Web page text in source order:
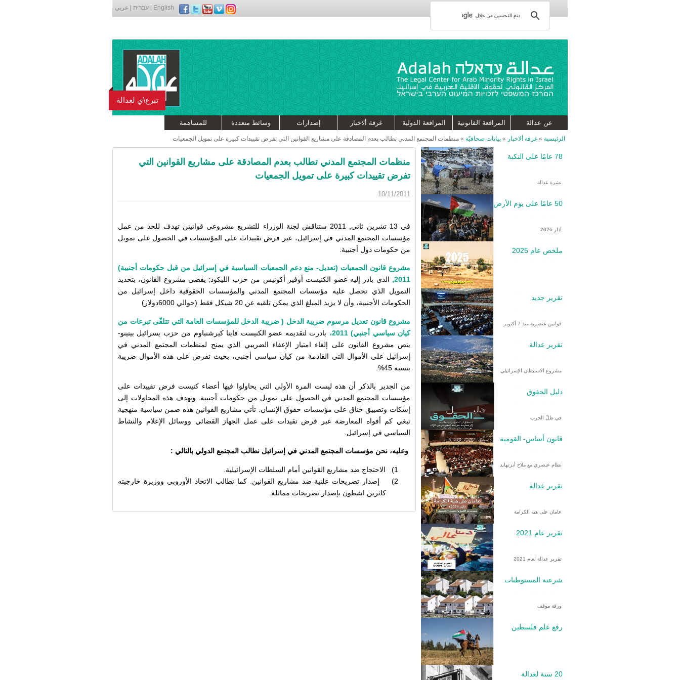
English עברית عربي
عن عدالة المرافعة القانونية المرافعة الدولية غرفة ألاخبار إصدارات وسائط متعددة للمساهمة
تبرع\ي لعدالة
الرئيسية » غرفة ألاخبار » بيانات صحافيّة » منظمات المجتمع المدني تطالب بعدم المصادقة على مشاريع القوانين التي تفرض تقييدات كبيرة على تمويل الجمعيات
78 عامًا على النكبة
نشرة عدالة
50 عامًا على يوم الأرض
آذار 2026
ملخص عام 2025
تقرير جديد
قوانين عنصرية منذ 7 أكتوبر
تقرير عدالة
مشروع الاستيطان الإسرائيلي
دليل الحقوق
في ظلّ الحرب
قانون أساس- القومية
نظام عنصري مع ملاح أبرتهايد
تقرير عدالة
عامان على هبة الكرامة
تقرير عام 2021
تقرير عدالة لعام 2021
شرعنة المستوطنات
ورقة موقف
رفع علم فلسطين
20 سنة لعدالة
منظمات المجتمع المدني تطالب بعدم المصادقة على مشاريع القوانين التي
تفرض تقييدات كبيرة على تمويل الجمعيات
10/11/2011
في 13 تشرين ثاني, 2011 ستناقش لجنة الوزراء للتشريع مشروعي قوانينن تهدف للحد من عمل
مؤسسات المجتمع المدني في إسرائيل، عبر فرض تقييدات على المؤسسات في الحصول على تمويل
من حكومات دول أجنبية.
مشروع قانون الجمعيات (تعديل- منع دعم الجمعيات السياسية في إسرائيل من قبل حكومات أجنبية)
2011,
الذي بادر إليه عضو الكنيست أوفير أكونيس من حزب الليكود; يقضي مشروع القانون، بتحديد
التمويل الذي تحصل عليه مؤسسات المجتمع المدني والمؤسسات الحقوقية داخل إسرائيل من
الحكومات الأجنبية، وأن لا يزيد المبلغ الذي يمكن تلقيه عن 20 شيكل فقط (حوالي 6000دولار)
مشروع قانون تعديل مرسوم ضريبة الدخل ( ضريبة الدخل للمؤسسات العامة التي تتلقّى تبرعات من
كيان سياسي أجنبي) 2011،
بادرت لتقديمه عضو الكنيست فاينا كيرشنباوم من حزب يسرائيل بيتينو-
ينص مشروع القانون على إلغاء امتياز الإعفاء الضريبي الذي يمنح لمنظمات المجتمع المدني في
إسرائيل على الأموال التي القادمة من كيان سياسي أجنبي، بحيث تفرض على هذه الأموال ضريبة
بنسبة 45%.
من الجدير بالذكر أن هذه ليست المرة الأولى التي يحاولوا فيها أعضاء كنيست فرض تقييدات على
مؤسسات المجتمع المدني في الحصول على تمويل من حكومات أجنبية. وتهدف هذه المحاولات إلى
إسكات وتضييق خناق على مؤسسات حقوق الإنسان. تأتي مشاريع القوانين هذه ضمن سياسية منهجية
تبغي كم أفواه المعارضة عبر فرض تقيدات على عمل الجهاز القضائي ووسائل الإعلام والنشاط
السياسي في إسرائيل.
وعليه، نحن مؤسسات المجتمع المدني في إسرائيل نطالب المجتمع الدولي بالتالي :
1)
الاحتجاج ضد مشاريع القوانين أمام السلطات الإسرائيلية.
2)
إصدار تصريحات علنية ضد مشاريع القوانين. كما نطالب الاتحاد الأوروبي ووزيرة خارجيته
كاثرين اشطون بإصدار تصريحات مماثلة.